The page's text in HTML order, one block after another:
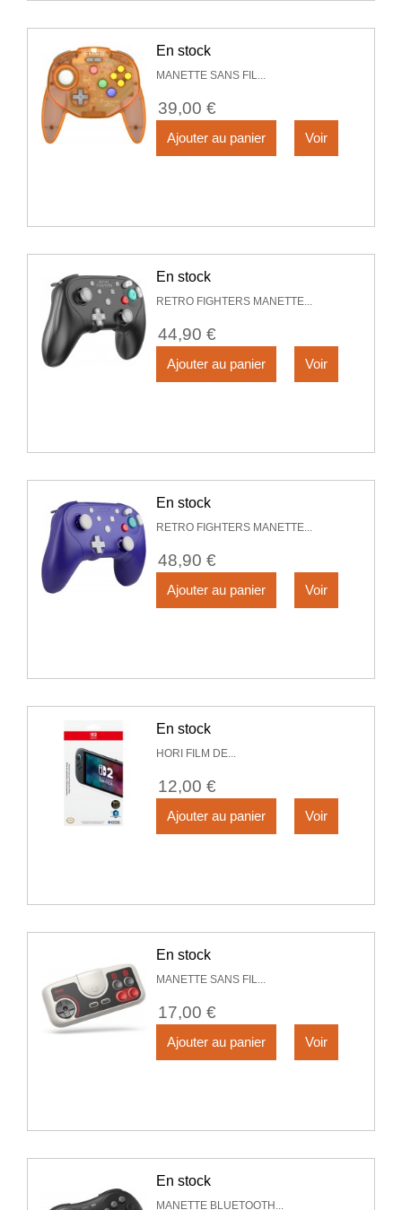
En stock
MANETTE SANS FIL...
39,00 €
Ajouter au panier Voir
En stock
RETRO FIGHTERS MANETTE...
44,90 €
Ajouter au panier Voir
En stock
RETRO FIGHTERS MANETTE...
48,90 €
Ajouter au panier Voir
En stock
HORI FILM DE...
12,00 €
Ajouter au panier Voir
En stock
MANETTE SANS FIL...
17,00 €
Ajouter au panier Voir
En stock
MANETTE BLUETOOTH...